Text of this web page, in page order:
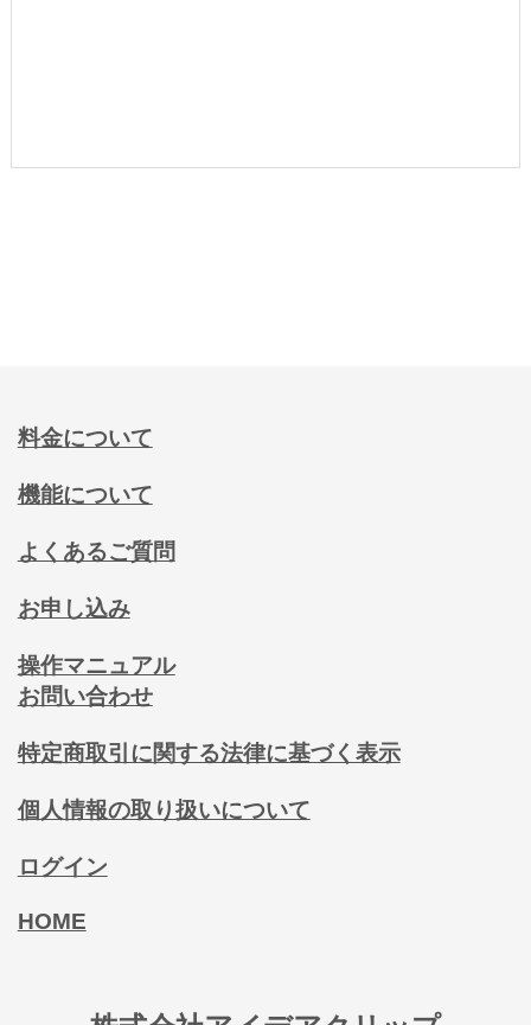
料金について
機能について
よくあるご質問
お申し込み
操作マニュアル
お問い合わせ
特定商取引に関する法律に基づく表示
個人情報の取り扱いについて
ログイン
HOME